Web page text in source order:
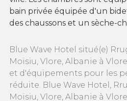
bain privée équipée d'un
des chaussons et un sèche-
Blue Wave Hotel situé(e)
Moisiu, Vlore, Albanie à
et d'équipements pour les
réduite. Blue Wave Hotel,
Moisiu, Vlore, Albanie à